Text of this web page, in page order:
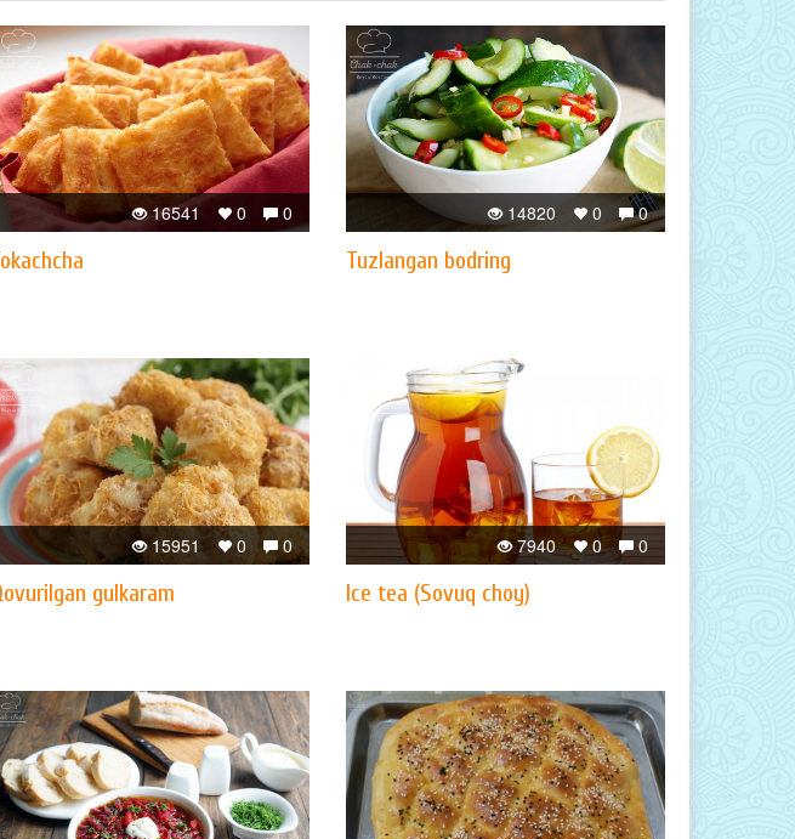
0
0
16541 0
0
14820
Tuzlangan bodring
0
0
15951
gulkaram
0
0
7940
Ice tea (Sovuq choy)